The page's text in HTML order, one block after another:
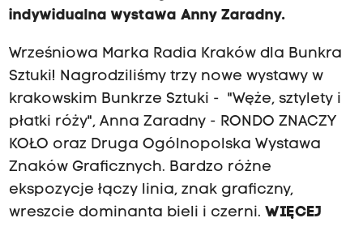
indywidualna wystawa Anny Zaradny.
Wrześniowa Marka Radia Kraków dla Bunkra
Sztuki! Nagrodziliśmy trzy nowe wystawy w
krakowskim Bunkrze Sztuki - "Węże, sztylety i
płatki róży", Anna Zaradny - RONDO ZNACZY
KOŁO oraz Druga Ogólnopolska Wystawa
Znaków Graficznych. Bardzo różne
ekspozycje łączy linia, znak graficzny,
wreszcie dominanta bieli i czerni. WIĘCEJ